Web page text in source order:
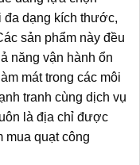
đa dạng kích thước,
sản phẩm này đều
năng vận hành ổn
mát trong các môi
tranh cùng dịch vụ
là địa chỉ được
mua quạt công